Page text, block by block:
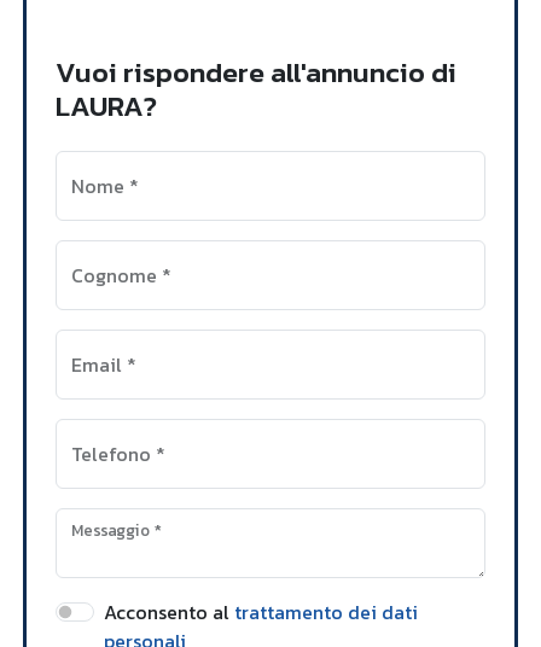
Vuoi rispondere all'annuncio di
LAURA?
Nome *
Cognome *
Email *
Telefono *
Messaggio*
Acconsento al trattamento dei dati